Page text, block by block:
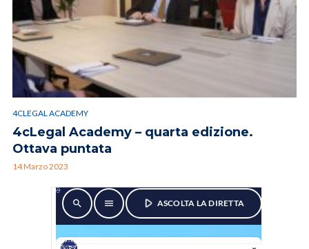
4CLEGAL ACADEMY
4cLegal Academy – quarta edizione.
Ottava puntata
14 Marzo 2023